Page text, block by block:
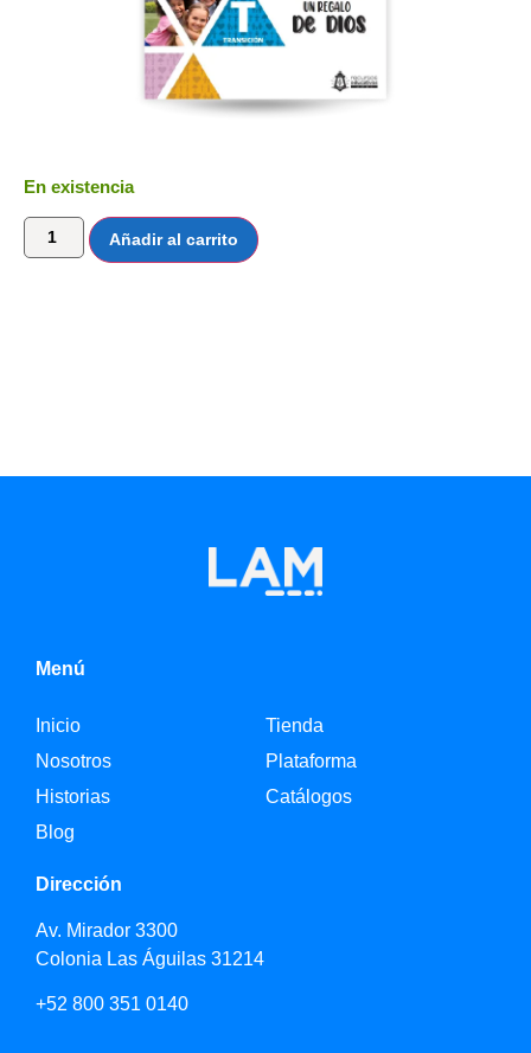
En existencia
Añadir al carrito
Menú
Inicio
Nosotros
Historias
Blog
Tienda
Plataforma
Catálogos
Dirección
Av. Mirador 3300
Colonia Las Águilas 31214
+52 800 351 0140